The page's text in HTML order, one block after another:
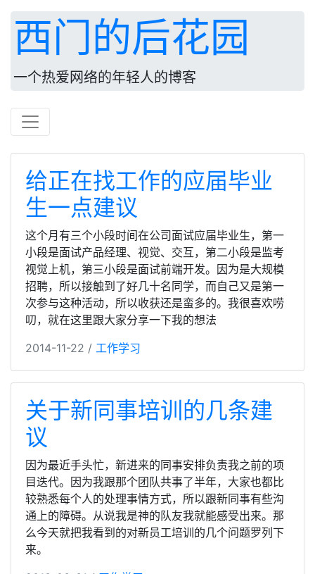
西门的后花园
一个热爱网络的年轻人的博客
给正在找工作的应届毕业
生一点建议
这个月有三个小段时间在公司面试应届毕业生，第一
小段是面试产品经理、视觉、交互，第二小段是监考
视觉上机，第三小段是面试前端开发。因为是大规模
招聘，所以接触到了好几十名同学，而自己又是第一
次参与这种活动，所以收获还是蛮多的。我很喜欢唠
叨，就在这里跟大家分享一下我的想法
2014-11-22 / 工作学习
关于新同事培训的几条建
议
因为最近手头忙，新进来的同事安排负责我之前的项
目迭代。因为我跟那个团队共事了半年，大家也都比
较熟悉每个人的处理事情方式，所以跟新同事有些沟
通上的障碍。从说我是神的队友我就能感受出来。那
么今天就把我看到的对新员工培训的几个问题罗列下
来。